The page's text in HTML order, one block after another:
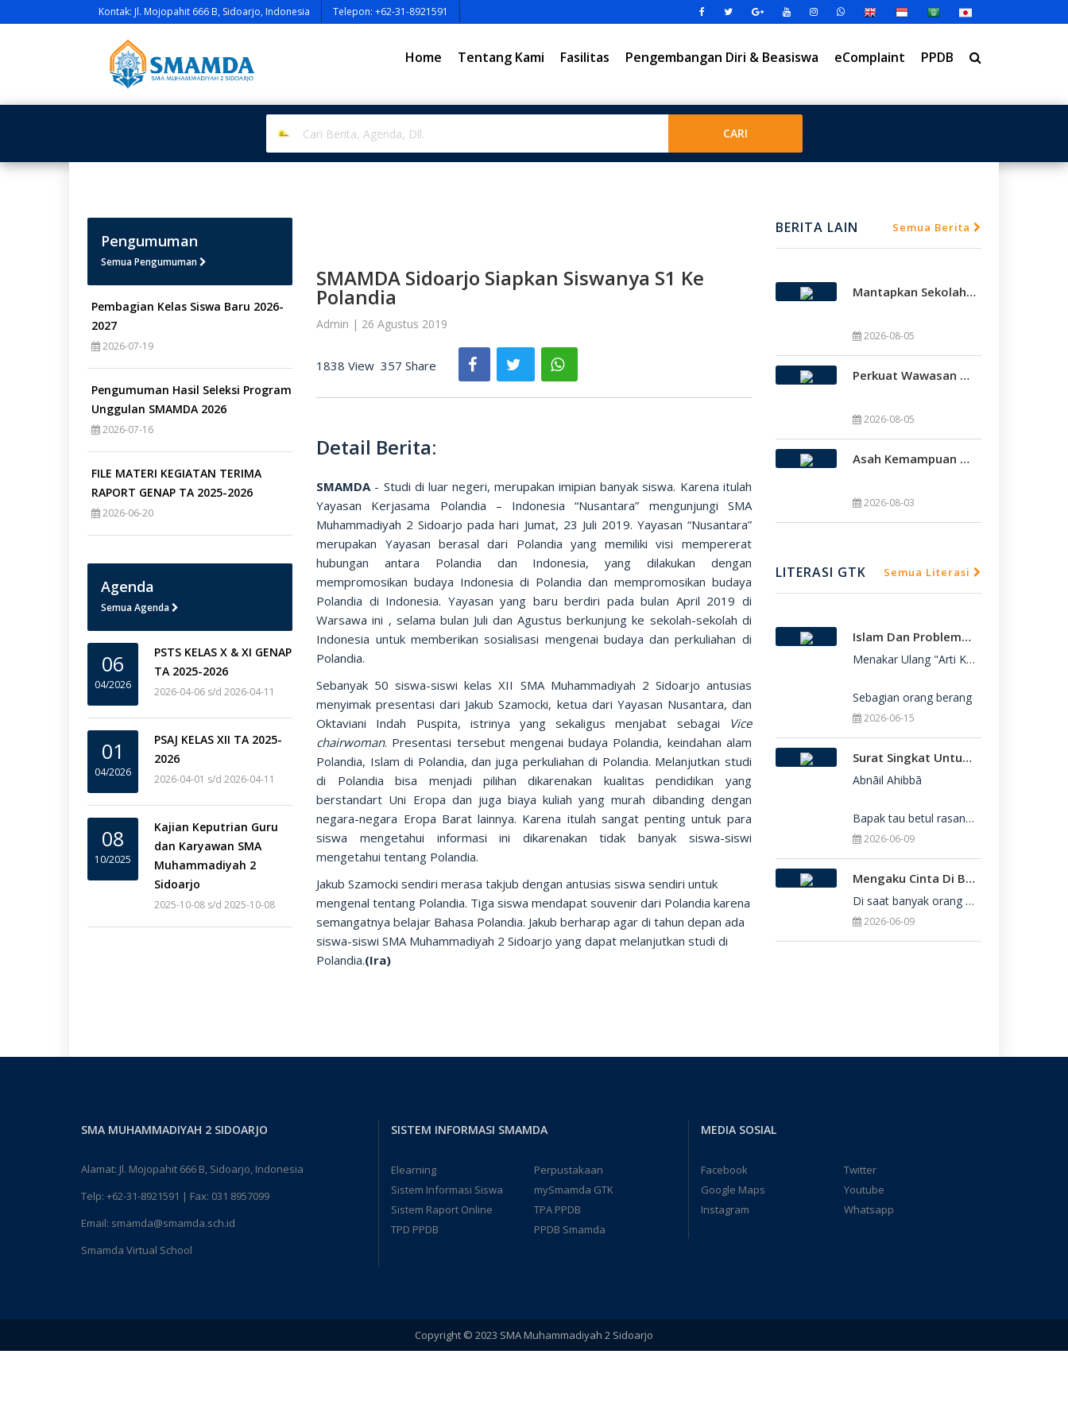
Kontak: Jl. Mojopahit 666 B, Sidoarjo, Indonesia Telepon: +62-31-8921591
Home Tentang Kami Fasilitas Pengembangan Diri & Beasiswa eComplaint PPDB
Pengumuman
Semua Pengumuman
Pembagian Kelas Siswa Baru 2026-
2027
2026-07-19
Pengumuman Hasil Seleksi Program
Unggulan SMAMDA 2026
2026-07-16
FILE MATERI KEGIATAN TERIMA
RAPORT GENAP TA 2025-2026
2026-06-20
Agenda
Semua Agenda
06
04/2026
PSTS KELAS X & XI GENAP
TA 2025-2026
2026-04-06 s/d 2026-04-11
01
04/2026
PSAJ KELAS XII TA 2025-
2026
2026-04-01 s/d 2026-04-11
08
10/2025
Kajian Keputrian Guru
dan Karyawan SMA
Muhammadiyah 2
Sidoarjo
2025-10-08 s/d 2025-10-08
SMAMDA Sidoarjo Siapkan Siswanya S1 Ke
Polandia
Admin | 26 Agustus 2019
1838 View 357 Share
Detail Berita:
SMAMDA- Studi di luar negeri, merupakan imipian banyak siswa. Karena itulah
Yayasan Kerjasama Polandia – Indonesia “Nusantara” mengunjungi SMA
Muhammadiyah 2 Sidoarjo pada hari Jumat, 23 Juli 2019. Yayasan “Nusantara”
merupakan Yayasan berasal dari Polandia yang memiliki visi mempererat
hubungan antara Polandia dan Indonesia, yang dilakukan dengan
mempromosikan budaya Indonesia di Polandia dan mempromosikan budaya
Polandia di Indonesia. Yayasan yang baru berdiri pada bulan April 2019 di
Warsawa ini , selama bulan Juli dan Agustus berkunjung ke sekolah-sekolah di
Indonesia untuk memberikan sosialisasi mengenai budaya dan perkuliahan di
Polandia.
Sebanyak 50 siswa-siswi kelas XII SMA Muhammadiyah 2 Sidoarjo antusias
menyimak presentasi dari Jakub Szamocki, ketua dari Yayasan Nusantara, dan
Oktaviani Indah Puspita, istrinya yang sekaligus menjabat sebagai
Vice
chairwoman. Presentasi tersebut mengenai budaya Polandia, keindahan alam
Polandia, Islam di Polandia, dan juga perkuliahan di Polandia. Melanjutkan studi
di Polandia bisa menjadi pilihan dikarenakan kualitas pendidikan yang
berstandart Uni Eropa dan juga biaya kuliah yang murah dibanding dengan
negara-negara Eropa Barat lainnya. Karena itulah sangat penting untuk para
siswa mengetahui informasi ini dikarenakan tidak banyak siswa-siswi
mengetahui tentang Polandia.
Jakub Szamocki sendiri merasa takjub dengan antusias siswa sendiri untuk
mengenal tentang Polandia. Tiga siswa mendapat souvenir dari Polandia karena
semangatnya belajar Bahasa Polandia. Jakub berharap agar di tahun depan ada
siswa-siswi SMA Muhammadiyah 2 Sidoarjo yang dapat melanjutkan studi di
Polandia.(Ira)
BERITA LAIN Semua Berita
Mantapkan Sekolah Model, SMAMDA Sidoarjo Perkuat Pembelajaran Mendalam Dan KKA
2026-08-05
Perkuat Wawasan Global, SMAMDA Sidoarjo Gelar International Talk Show Bersama Mahasiswa Turki
SMAMDA.SCH.ID – SMA
2026-08-05
Asah Kemampuan Berdakwah, Murid SMAMDA Boarding School Dipercaya Jadi Petugas Salat Jumat
SMAMDA.SCH.ID – Murid SMAMDA
2026-08-03
LITERASI GTK Semua Literasi
Islam Dan Problematika Para Pemuda
Menakar Ulang "Arti Kebebasan":
Sebagian orang berang
2026-06-15
Surat Singkat Untukmu Yang Belum Juga Diterima Di Perguruan Tinggi
Abnāil Ahibbā
Bapak tau betul rasanya berat sekali ketika dirimu belum juga diterima di Perguru
2026-06-09
Mengaku Cinta Di Balik Keterbatasan: Seni Menerima Diri Di Hadapan Ilahi
Di saat banyak orang yang serba menuntut kesempurnaan, kita sering kali terjebak dalam rasa bersalah
2026-06-09
SMA MUHAMMADIYAH 2 SIDOARJO
Alamat: Jl. Mojopahit 666 B, Sidoarjo, Indonesia
Telp: +62-31-8921591 | Fax: 031 8957099
Email: smamda@smamda.sch.id
Smamda Virtual School
SISTEM INFORMASI SMAMDA
Elearning
Perpustakaan
Sistem Informasi Siswa
mySmamda GTK
Sistem Raport Online
TPA PPDB
TPD PPDB
PPDB Smamda
MEDIA SOSIAL
Facebook
Twitter
Google Maps
Youtube
Instagram
Whatsapp
Copyright © 2023 SMA Muhammadiyah 2 Sidoarjo